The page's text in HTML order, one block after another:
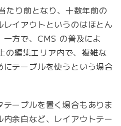
たり前となり、十数年前の
イアウトというのはほとん
一方で、CMS の普及によ
の編集エリア内で、複雑な
テーブルを使うという場合
ーブルを置く場合もありま
余白など、レイアウトテー